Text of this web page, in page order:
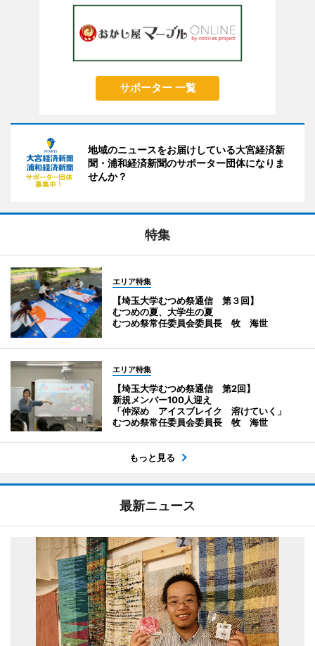
サポーター 一覧
地域のニュースをお届けしている大宮経済新
聞・浦和経済新聞のサポーター団体になりま
せんか？
特集
エリア特集
【埼玉大学むつめ祭通信 第３回】
むつめの夏、大学生の夏
むつめ祭常任委員会委員長 牧 海世
エリア特集
【埼玉大学むつめ祭通信 第2回】
新規メンバー100人迎え
「仲深め アイスブレイク 溶けていく」
むつめ祭常任委員会委員長 牧 海世
もっと見る
最新ニュース